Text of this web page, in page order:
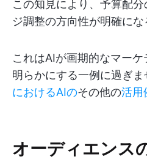
この知見により、予算配
ジ調整の方向性が明確にな
これはAIが画期的なマー
明らかにする一例に過ぎま
におけるAIのその他の活用
オーディエンス